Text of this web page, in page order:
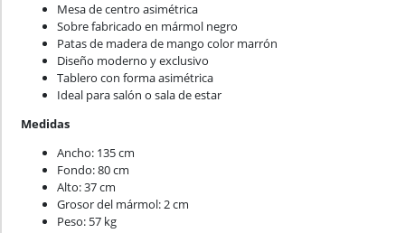
Mesa de centro asimétrica
Sobre fabricado en mármol negro
Patas de madera de mango color marrón
Diseño moderno y exclusivo
Tablero con forma asimétrica
Ideal para salón o sala de estar
Medidas
Ancho: 135 cm
Fondo: 80 cm
Alto: 37 cm
Grosor del mármol: 2 cm
Peso: 57 kg